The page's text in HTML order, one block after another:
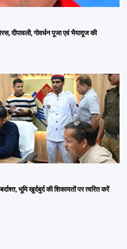
दीपावली, गोवर्धन पूजा एवं भैयादूज की
भूमि खुर्दबुर्द की शिकायतों पर त्वरित करें